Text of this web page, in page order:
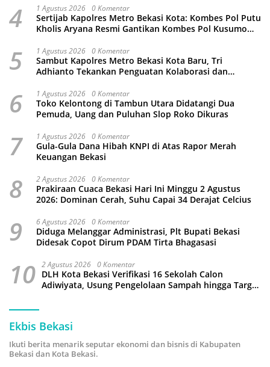
4 1 Agustus 2026 0 Komentar
Sertijab Kapolres Metro Bekasi Kota: Kombes Pol Putu
Kholis Aryana Resmi Gantikan Kombes Pol Kusumo
5 1 Agustus 2026 0 Komentar
Sambut Kapolres Metro Bekasi Kota Baru, Tri
Adhianto Tekankan Penguatan Kolaborasi dan
6 1 Agustus 2026 0 Komentar
Toko Kelontong di Tambun Utara Didatangi Dua
Pemuda, Uang dan Puluhan Slop Roko Dikuras
7 1 Agustus 2026 0 Komentar
Gula-Gula Dana Hibah KNPI di Atas Rapor Merah
Keuangan Bekasi
8 2 Agustus 2026 0 Komentar
Prakiraan Cuaca Bekasi Hari Ini Minggu 2 Agustus
2026: Dominan Cerah, Suhu Capai 34 Derajat Celcius
9 6 Agustus 2026 0 Komentar
Diduga Melanggar Administrasi, Plt Bupati Bekasi
Didesak Copot Dirum PDAM Tirta Bhagasasi
10 2 Agustus 2026 0 Komentar
DLH Kota Bekasi Verifikasi 16 Sekolah Calon
Adiwiyata, Usung Pengelolaan Sampah hingga Target
Ekbis Bekasi
Ikuti berita menarik seputar ekonomi dan bisnis di Kabupaten
Bekasi dan Kota Bekasi.